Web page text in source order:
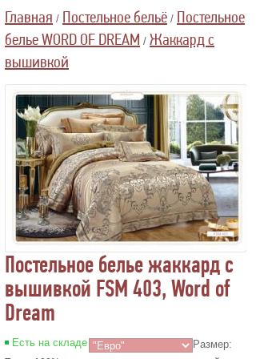
Главная / Постельное бельё / Постельное
белье WORD OF DREAM / Жаккард c
вышивкой
Постельное белье жаккард с
вышивкой FSM 403, Word of
Dream
Есть на складе Размер: